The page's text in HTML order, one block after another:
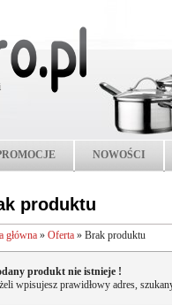
NOWOŚCI
produktu
główna » Oferta » Brak produktu
produkt nie istnieje !
wpisujesz prawidłowy adres,